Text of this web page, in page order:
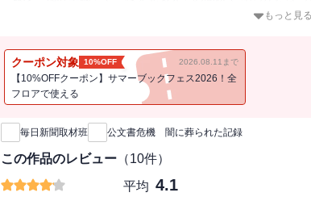
国がどのように物ごとを決めたのか、政府の政策決定の過
計学園」「桜を見る会」、そして検察庁法改正案......これら
だ。
省庁は、表に出せない公文書を請求されると、「私的な文
とにする。重要なやりとりをメールで行い、「メールは電話
象の公文書ファイルのタイトルをわざとぼかし、その中身を
きわめつきは、官僚にメモすら取らせない、首相や大臣の
か、そもそも記録を残さないようにしていた。情報開示請
いてゆく、取材班の記録。
もっと見る
クーポン対象 10%OFF 2026.08.11まで
【10%OFFクーポン】サマーブックフェス2026！全
フロアで使える
新刊通知
毎日新聞取材班 公文書危機 闇に葬られた記録
この作品のレビュー （10件）
平均 4.1